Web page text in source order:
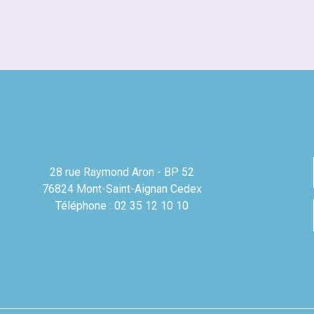
28 rue Raymond Aron - BP 52
76824 Mont-Saint-Aignan Cedex
Téléphone : 02 35 12 10 10